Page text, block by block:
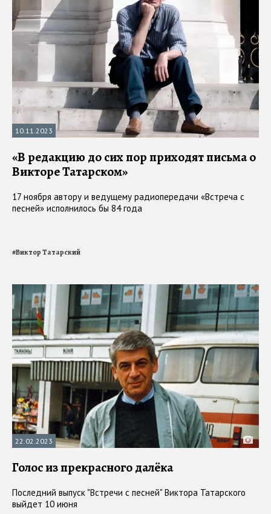
10.11.2023
«В редакцию до сих пор приходят письма о
Викторе Татарском»
17 ноября автору и ведущему радиопередачи «Встреча с
песней» исполнилось бы 84 года
#Виктор Татарский
22.02.2023
Голос из прекрасного далёка
Последний выпуск "Встречи с песней" Виктора Татарского
выйдет 10 июня